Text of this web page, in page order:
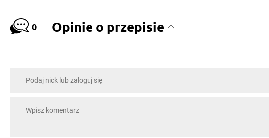
0 Opinie o przepisie